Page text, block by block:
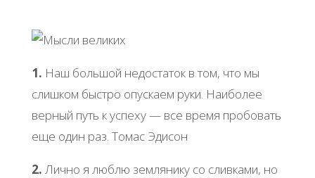
1. Наш большой недостаток в том, что мы
слишком быстро опускаем руки. Наиболее
верный путь к успеху — все время пробовать
еще один раз. Томас Эдисон
2. Лично я люблю землянику со сливками, но